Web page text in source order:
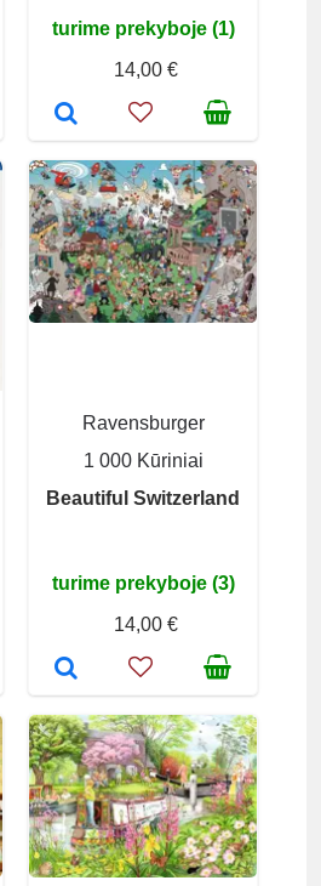
turime prekyboje (1)
14,00 €
Ravensburger
1 000 Kūriniai
Beautiful Switzerland
turime prekyboje (3)
14,00 €